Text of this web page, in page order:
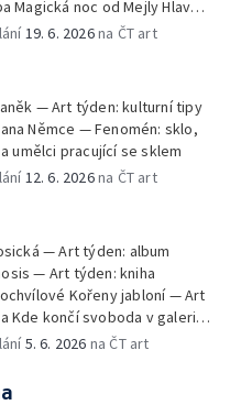
Magická noc od Mejly Hlavsy
— Fenomén: 65. výročí
19. 6. 2026na ČT art
— Art týden: kulturní tipy
Němce — Fenomén: sklo,
umělci pracující se sklem
12. 6. 2026na ČT art
— Art týden: album
— Art týden: kniha
Kořeny jabloní — Art
Kde končí svoboda v galerii
dvacet let Mighty
5. 6. 2026 na ČT art